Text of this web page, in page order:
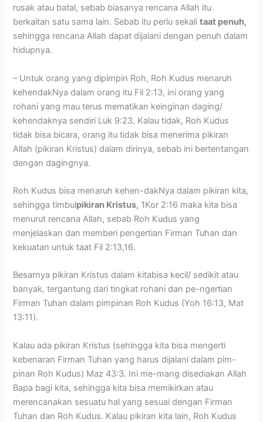
rusak atau batal, sebab biasanya rencana Allah itu
berkaitan satu sama lain. Sebab itu perlu sekalitaat penuh,
sehingga rencana Allah dapat dijalani dengan penuh dalam
hidupnya.
– Untuk orang yang dipimpin Roh, Roh Kudus menaruh
kehendakNya dalam orang itu Fil 2:13, ini orang yang
rohani yang mau terus mematikan keinginan daging/
kehendaknya sendiri Luk 9:23. Kalau tidak, Roh Kudus
tidak bisa bicara, orang itu tidak bisa menerima pikiran
Allah (pikiran Kristus) dalam dirinya, sebab ini bertentangan
dengan dagingnya.
Roh Kudus bisa menaruh kehen-dakNya dalam pikiran kita,
sehingga timbulpikiran Kristus, 1Kor 2:16 maka kita bisa
menurut rencana Allah, sebab Roh Kudus yang
menjelaskan dan memberi pengertian Firman Tuhan dan
kekuatan untuk taat Fil 2:13,16.
Besarnya pikiran Kristus dalam kitabisa kecil/ sedikit atau
banyak, tergantung dari tingkat rohani dan pe-ngertian
Firman Tuhan dalam pimpinan Roh Kudus (Yoh 16:13, Mat
13:11).
Kalau ada pikiran Kristus (sehingga kita bisa mengerti
kebenaran Firman Tuhan yang harus dijalani dalam pim-
pinan Roh Kudus) Maz 43:3. Ini me-mang disediakan Allah
Bapa bagi kita, sehingga kita bisa memikirkan atau
merencanakan sesuatu hal yang sesuai dengan Firman
Tuhan dan Roh Kudus. Kalau pikiran kita lain, Roh Kudus